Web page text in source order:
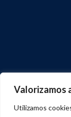
Valorizamos
Utilizamos